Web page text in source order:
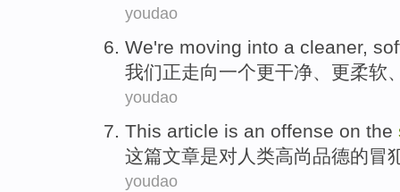
youdao
We're moving into a cleaner,
我们正走向一个更干净、 更柔软
youdao
This article is an offense on the
这篇文章是对人类高尚品德的冒
youdao